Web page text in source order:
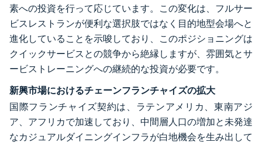
素への投資を行って応じています。この変化は、フルサー
ビスレストランが便利な選択肢ではなく目的地型会場へと
進化していることを示唆しており、このポジショニングは
クイックサービスとの競争から絶縁しますが、雰囲気とサ
ービストレーニングへの継続的な投資が必要です。
新興市場におけるチェーンフランチャイズの拡大
国際フランチャイズ契約は、ラテンアメリカ、東南アジ
ア、アフリカで加速しており、中間層人口の増加と未発達
なカジュアルダイニングインフラが白地機会を生み出して